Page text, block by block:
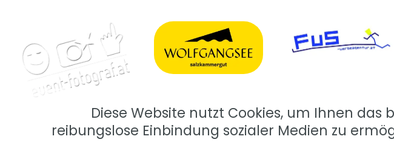
Diese Website nutzt Cookies, um Ihnen
reibungslose Einbindung sozialer Medien zu